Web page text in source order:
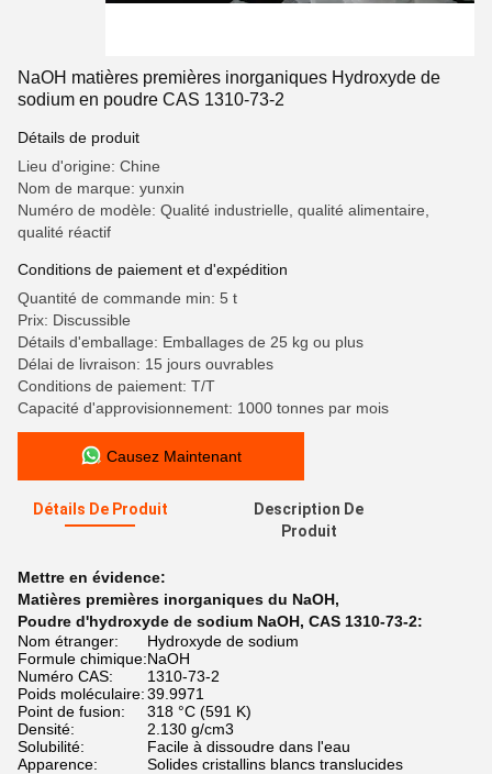
NaOH matières premières inorganiques Hydroxyde de
sodium en poudre CAS 1310-73-2
Détails de produit
Lieu d'origine: Chine
Nom de marque: yunxin
Numéro de modèle: Qualité industrielle, qualité alimentaire,
qualité réactif
Conditions de paiement et d'expédition
Quantité de commande min: 5 t
Prix: Discussible
Détails d'emballage: Emballages de 25 kg ou plus
Délai de livraison: 15 jours ouvrables
Conditions de paiement: T/T
Capacité d'approvisionnement: 1000 tonnes par mois
Causez Maintenant
Détails De Produit
Description De
Produit
Mettre en évidence:
Matières premières inorganiques du NaOH,
Poudre d'hydroxyde de sodium NaOH, CAS 1310-73-2:
Nom étranger:
Hydroxyde de sodium
Formule chimique:NaOH
Numéro CAS:
1310-73-2
Poids moléculaire:39.9971
Point de fusion:
318 °C (591 K)
Densité:
2.130 g/cm3
Solubilité:
Facile à dissoudre dans l'eau
Apparence:
Solides cristallins blancs translucides